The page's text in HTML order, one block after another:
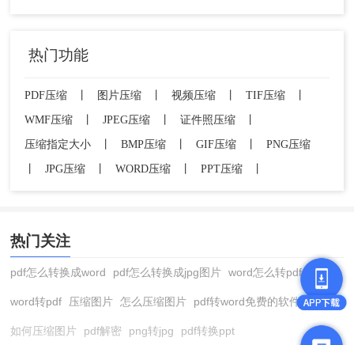
热门功能
PDF压缩 图片压缩 视频压缩 TIF压缩
WMF压缩
JPEG压缩 证件照压缩
压缩指定大小
BMP压缩 GIF压缩
PNG压缩
JPG压缩 WORD压缩 PPT压缩
热门关注
pdf怎么转换成word pdf怎么转换成jpg图片 word怎么转pdf
word转pdf 压缩图片 怎么压缩图片 pdf转word免费的软件
如何压缩图片 pdf解密 png转jpg pdf转换ppt